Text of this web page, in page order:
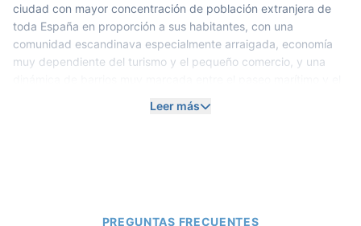
ciudad con mayor concentración de población extranjera de
toda España en proporción a sus habitantes, con una
comunidad escandinava especialmente arraigada, economía
muy dependiente del turismo y el pequeño comercio, y una
extranjeros sobre el total de la población es de las más altas
Leer más
PREGUNTAS FRECUENTES